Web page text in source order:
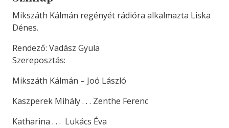
Mikszáth Kálmán regényét rádióra alkalmazta Liska
Dénes.
Rendező: Vadász Gyula
Szereposztás:
Mikszáth Kálmán – Joó László
Kaszperek Mihály . . . Zenthe Ferenc
Katharina . . . Lukács Éva